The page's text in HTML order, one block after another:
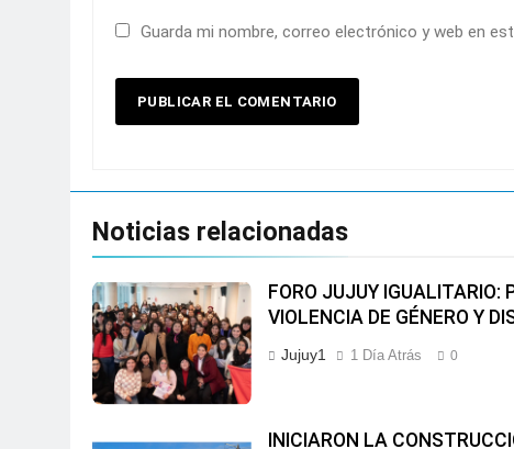
Guarda mi nombre, correo electrónico y web en
Noticias relacionadas
FORO JUJUY IGUALITARIO:
VIOLENCIA DE GÉNERO Y
Jujuy1 1 Día Atrás 0
INICIARON LA